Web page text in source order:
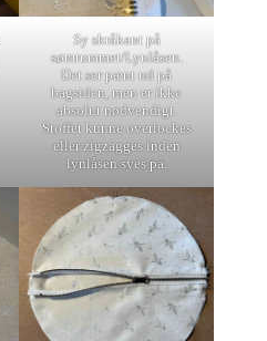
Sy skråkant på
sømrummet/Lynlåsen.
Det ser pænt ud på
bagsiden, men er ikke
absolut nødvendigt.
Stoffet kunne overlockes
eller zigzagges inden
lynlåsen syes på.